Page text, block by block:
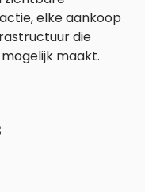
elke aankoop
die
maakt.